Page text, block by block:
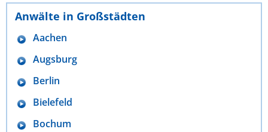
Anwälte in Großstädten
Aachen
Augsburg
Berlin
Bielefeld
Bochum